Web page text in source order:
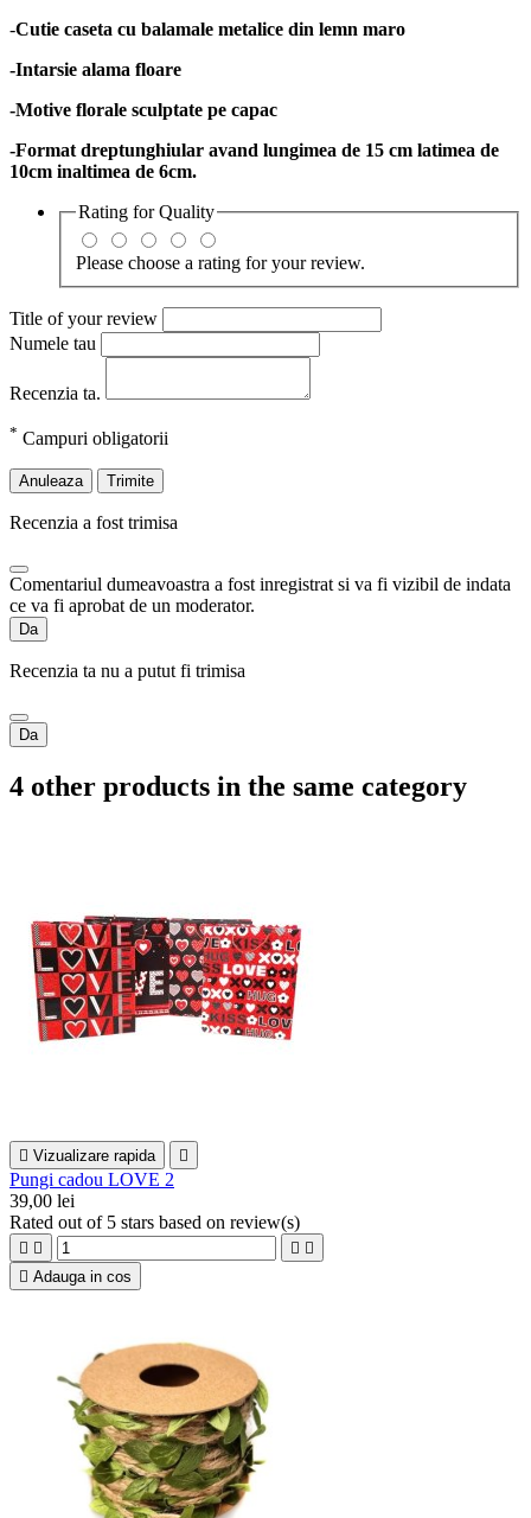
-Cutie caseta cu balamale metalice din lemn maro
-Intarsie alama floare
-Motive florale sculptate pe capac
-Format dreptunghiular avand lungimea de 15 cm latimea de
10cm inaltimea de 6cm.
Rating forQuality
Please choose a rating for your review.
Title of your review
Numele tau
Recenzia ta.
* Campuri obligatorii
Anuleaza Trimite
Recenzia a fost trimisa
Comentariul dumeavoastra a fost inregistrat si va fi vizibil de indata
ce va fi aprobat de un moderator.
Da
Recenzia ta nu a putut fi trimisa
Da
4 other products in the same category
 Vizualizare rapida 
Pungi cadou LOVE 2
39,00 lei
Rated out of 5 stars based on review(s)
   
 Adauga in cos